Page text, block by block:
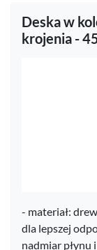
Deska w
krojenia -
- materiał:
dla lepszej
nadmiar płynu